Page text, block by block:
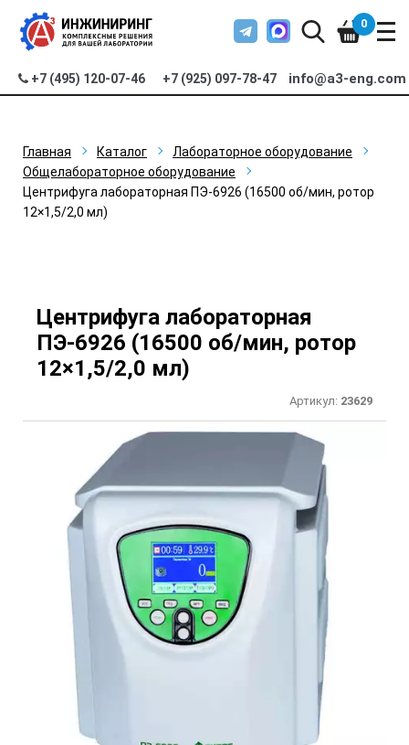
+7 (495) 120-07-46 +7 (925) 097-78-47 info@a3-eng.com
0
Главная Каталог
Лабораторное оборудование
Общелабораторное оборудование
Центрифуга лабораторная ПЭ-6926 (16500 об/мин, ротор
12×1,5/2,0 мл)
Центрифуга лабораторная
ПЭ-6926 (16500 об/мин, ротор
12×1,5/2,0 мл)
Артикул: 23629